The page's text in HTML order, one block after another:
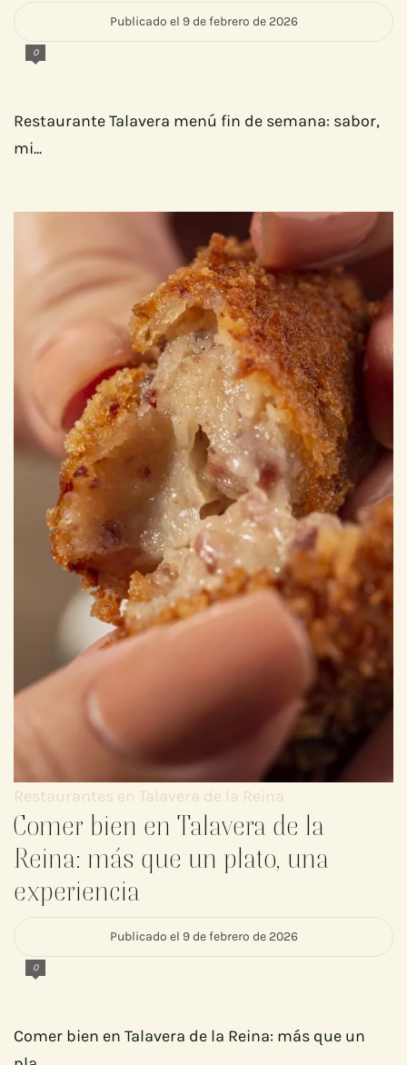
Publicado el 9 de febrero de 2026
0
Restaurante Talavera menú fin de semana: sabor,
mi...
Restaurantes en Talavera de la Reina
Comer bien en Talavera de la
Reina: más que un plato, una
experiencia
Publicado el 9 de febrero de 2026
0
Comer bien en Talavera de la Reina: más que un